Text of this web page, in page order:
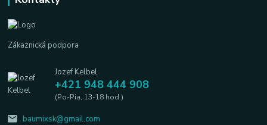
Zákaznická podpora
Jozef Kelbel
+421 948 444 908
(Po-Pia, 13-18 hod.)
baumixsk@gmail.com